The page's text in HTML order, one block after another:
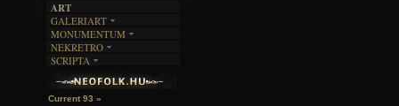
ART
GALERIART
ARTGALERI
KÉPREGÉNYEK
LAKÁSKULTS
MONUMENTUM
TEMETŐK
TEMPLOMOK
VÁRAK
HELYEK
NEKRETRO
SZUBKULT
FEKETE LYUK
RELIKVIÁK
SCRIPTA
NOVELLÁK
VERSEK
Current 93 »